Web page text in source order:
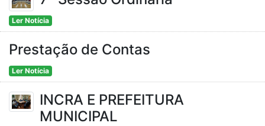
Ler Notícia
Prestação de Contas
Ler Notícia
INCRA E PREFEITURA
MUNICIPAL